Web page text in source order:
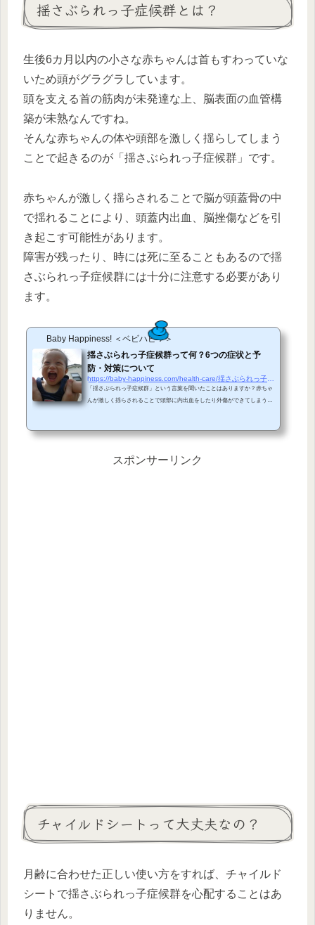
揺さぶられっ子症候群とは？
生後6カ月以内の小さな赤ちゃんは首もすわっていな
いため頭がグラグラしています。
頭を支える首の筋肉が未発達な上、脳表面の血管構
築が未熟なんですね。
そんな赤ちゃんの体や頭部を激しく揺らしてしまう
ことで起きるのが「揺さぶられっ子症候群」です。
赤ちゃんが激しく揺らされることで脳が頭蓋骨の中
で揺れることにより、頭蓋内出血、脳挫傷などを引
き起こす可能性があります。
障害が残ったり、時には死に至ることもあるので揺
さぶられっ子症候群には十分に注意する必要があり
ます。
Baby Happiness! ＜ベビハピ！＞
揺さぶられっ子症候群って何？6つの症状と予
防・対策について
「揺さぶられっ子症候群」という言葉を聞いたことはありますか？赤ちゃ
んが激しく揺らされることで頭部に内出血をしたり外傷ができてしまうこ
通にあやすのもダメなの？揺さぶられっ子症候群の様々な疑問についてご
生児や乳児を過度に揺することで、内出血や外傷などが発生することをい
スポンサーリンク
チャイルドシートって大丈夫なの？
月齢に合わせた正しい使い方をすれば、チャイルド
シートで揺さぶられっ子症候群を心配することはあ
りません。